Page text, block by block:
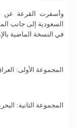
وأسفرت القرعة عن
السعودية إلى جانب
في النسخة الماضية
المجموعة الأولى:
المجموعة الثانية: